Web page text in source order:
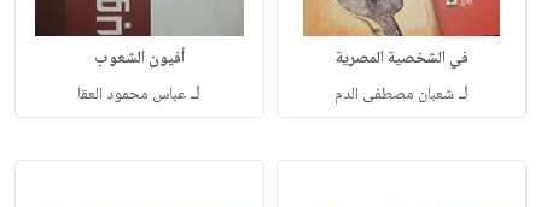
في الشخصية المصرية
لـشعبان مصطفى الدم
أفيون الشعوب
لـعباس محمود العقا